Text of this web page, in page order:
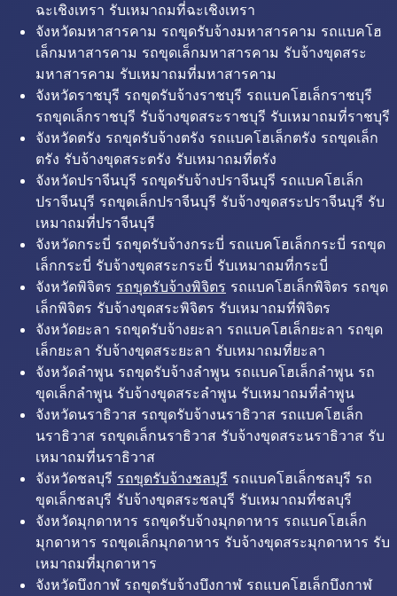
ฉะเชิงเทรา รับเหมาถมที่ฉะเชิงเทรา
จังหวัดมหาสารคาม รถขุดรับจ้างมหาสารคาม รถแบคโฮ
เล็กมหาสารคาม รถขุดเล็กมหาสารคาม รับจ้างขุดสระ
มหาสารคาม รับเหมาถมที่มหาสารคาม
จังหวัดราชบุรี รถขุดรับจ้างราชบุรี รถแบคโฮเล็กราชบุรี
รถขุดเล็กราชบุรี รับจ้างขุดสระราชบุรี รับเหมาถมที่ราชบุรี
จังหวัดตรัง รถขุดรับจ้างตรัง รถแบคโฮเล็กตรัง รถขุดเล็ก
ตรัง รับจ้างขุดสระตรัง รับเหมาถมที่ตรัง
จังหวัดปราจีนบุรี รถขุดรับจ้างปราจีนบุรี รถแบคโฮเล็ก
ปราจีนบุรี รถขุดเล็กปราจีนบุรี รับจ้างขุดสระปราจีนบุรี รับ
เหมาถมที่ปราจีนบุรี
จังหวัดกระบี่ รถขุดรับจ้างกระบี่ รถแบคโฮเล็กกระบี่ รถขุด
เล็กกระบี่ รับจ้างขุดสระกระบี่ รับเหมาถมที่กระบี่
จังหวัดพิจิตร รถขุดรับจ้างพิจิตร รถแบคโฮเล็กพิจิตร รถขุด
เล็กพิจิตร รับจ้างขุดสระพิจิตร รับเหมาถมที่พิจิตร
จังหวัดยะลา รถขุดรับจ้างยะลา รถแบคโฮเล็กยะลา รถขุด
เล็กยะลา รับจ้างขุดสระยะลา รับเหมาถมที่ยะลา
จังหวัดลำพูน รถขุดรับจ้างลำพูน รถแบคโฮเล็กลำพูน รถ
ขุดเล็กลำพูน รับจ้างขุดสระลำพูน รับเหมาถมที่ลำพูน
จังหวัดนราธิวาส รถขุดรับจ้างนราธิวาส รถแบคโฮเล็ก
นราธิวาส รถขุดเล็กนราธิวาส รับจ้างขุดสระนราธิวาส รับ
เหมาถมที่นราธิวาส
จังหวัดชลบุรี รถขุดรับจ้างชลบุรี รถแบคโฮเล็กชลบุรี รถ
ขุดเล็กชลบุรี รับจ้างขุดสระชลบุรี รับเหมาถมที่ชลบุรี
จังหวัดมุกดาหาร รถขุดรับจ้างมุกดาหาร รถแบคโฮเล็ก
มุกดาหาร รถขุดเล็กมุกดาหาร รับจ้างขุดสระมุกดาหาร รับ
เหมาถมที่มุกดาหาร
จังหวัดบึงกาฬ รถขุดรับจ้างบึงกาฬ รถแบคโฮเล็กบึงกาฬ